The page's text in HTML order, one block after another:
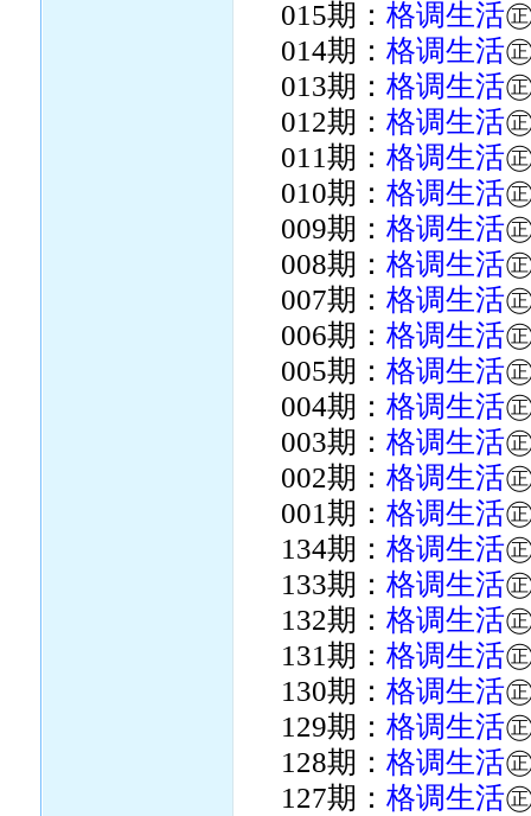
015期：格调生活
014期：格调生活
013期：格调生活
012期：格调生活
011期：格调生活
010期：格调生活
009期：格调生活
008期：格调生活
007期：格调生活
006期：格调生活
005期：格调生活
004期：格调生活
003期：格调生活
002期：格调生活
001期：格调生活
134期：格调生活
133期：格调生活
132期：格调生活
131期：格调生活
130期：格调生活
129期：格调生活
128期：格调生活
127期：格调生活